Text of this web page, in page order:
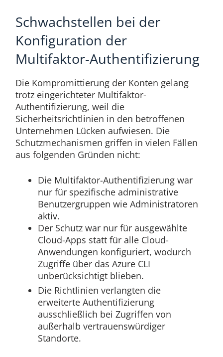
Schwachstellen bei der
Konfiguration der
Multifaktor-Authentifizierung
Die Kompromittierung der Konten gelang
trotz eingerichteter Multifaktor-
Authentifizierung, weil die
Sicherheitsrichtlinien in den betroffenen
Unternehmen Lücken aufwiesen. Die
Schutzmechanismen griffen in vielen Fällen
aus folgenden Gründen nicht:
Die Multifaktor-Authentifizierung war
nur für spezifische administrative
Benutzergruppen wie Administratoren
aktiv.
Der Schutz war nur für ausgewählte
Cloud-Apps statt für alle Cloud-
Anwendungen konfiguriert, wodurch
Zugriffe über das Azure CLI
unberücksichtigt blieben.
Die Richtlinien verlangten die
erweiterte Authentifizierung
ausschließlich bei Zugriffen von
außerhalb vertrauenswürdiger
Standorte.